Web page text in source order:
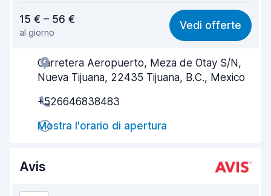
7,4
Facile da trovare 8,2
Gentilezza degli agenti 8,1
Condizioni dell'auto 8,5
15 € – 56 €
al giorno
Vedi offerte
Carretera Aeropuerto, Meza de Otay S/N,
Nueva Tijuana, 22435 Tijuana, B.C., Mexico
+526646838483
Mostra l'orario di apertura
Avis